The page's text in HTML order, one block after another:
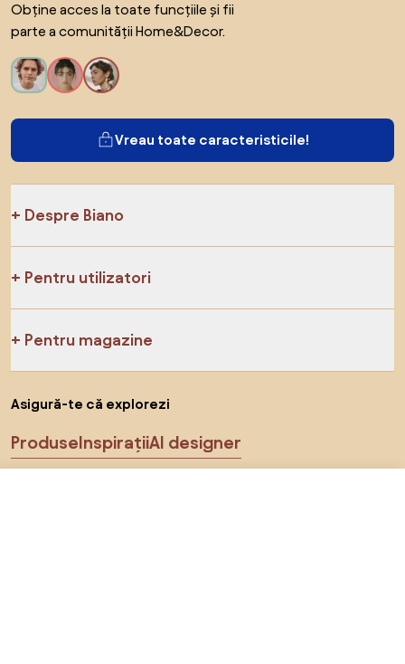
Obține acces la toate funcțiile și fii
parte a comunității Home&Decor.
Vreau toate caracteristicile!
Despre Biano
Pentru utilizatori
Pentru magazine
Asigură-te că explorezi
ProduseInspirațiiAI designer